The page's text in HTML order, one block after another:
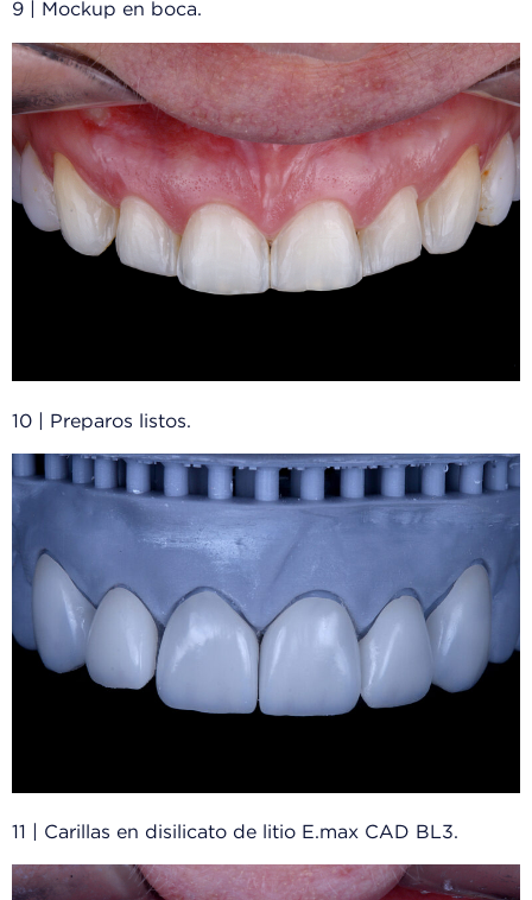
9 | Mockup en boca.
10 | Preparos listos.
11 | Carillas en disilicato de litio E.max CAD BL3.